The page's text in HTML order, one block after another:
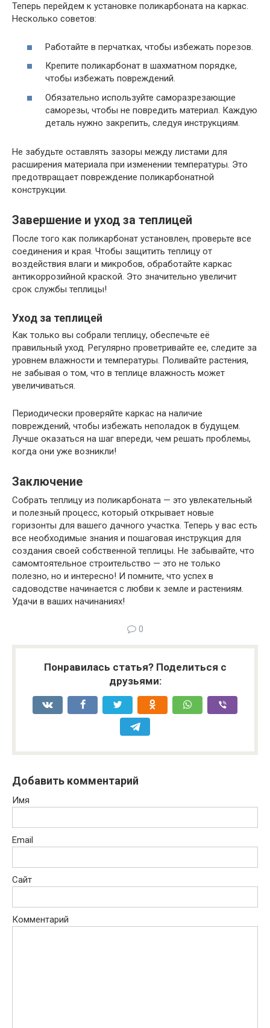
Теперь перейдем к установке поликарбоната на каркас.
Несколько советов:
Работайте в перчатках, чтобы избежать порезов.
Крепите поликарбонат в шахматном порядке,
чтобы избежать повреждений.
Обязательно используйте саморазрезающие
саморезы, чтобы не повредить материал. Каждую
деталь нужно закрепить, следуя инструкциям.
Не забудьте оставлять зазоры между листами для
расширения материала при изменении температуры. Это
предотвращает повреждение поликарбонатной
конструкции.
Завершение и уход за теплицей
После того как поликарбонат установлен, проверьте все
соединения и края. Чтобы защитить теплицу от
воздействия влаги и микробов, обработайте каркас
антикоррозийной краской. Это значительно увеличит
срок службы теплицы!
Уход за теплицей
Как только вы собрали теплицу, обеспечьте её
правильный уход. Регулярно проветривайте ее, следите за
уровнем влажности и температуры. Поливайте растения,
не забывая о том, что в теплице влажность может
увеличиваться.
Периодически проверяйте каркас на наличие
повреждений, чтобы избежать неполадок в будущем.
Лучше оказаться на шаг впереди, чем решать проблемы,
когда они уже возникли!
Заключение
Собрать теплицу из поликарбоната — это увлекательный
и полезный процесс, который открывает новые
горизонты для вашего дачного участка. Теперь у вас есть
все необходимые знания и пошаговая инструкция для
создания своей собственной теплицы. Не забывайте, что
самомтоятельное строительство — это не только
полезно, но и интересно! И помните, что успех в
садоводстве начинается с любви к земле и растениям.
Удачи в ваших начинаниях!
0
Понравилась статья? Поделиться с
друзьями:
Добавить комментарий
Имя
Email
Сайт
Комментарий